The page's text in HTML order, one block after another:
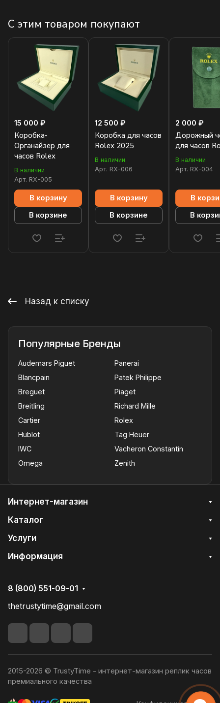
С этим товаром покупают
15 000 ₽
Коробка-
Органайзер для
часов Rolex
В наличии
Арт. RX-005
В корзину
В корзине
12 500 ₽
Коробка для часов
Rolex 2025
В наличии
Арт. RX-006
В корзину
В корзине
2 000 ₽
Дорожный
для часов
В наличии
Арт. RX-004
В
В
Назад к списку
Популярные Бренды
Audemars Piguet
Blancpain
Breguet
Breitling
Cartier
Hublot
IWC
Omega
Panerai
Patek Philippe
Piaget
Richard Mille
Rolex
Tag Heuer
Vacheron Constantin
Zenith
Интернет-магазин
Каталог
Услуги
Информация
8 (800) 551-09-01
thetrustytime@gmail.com
2015-2026 © TrustyTime - интернет-магазин реплик часов
премиального качества